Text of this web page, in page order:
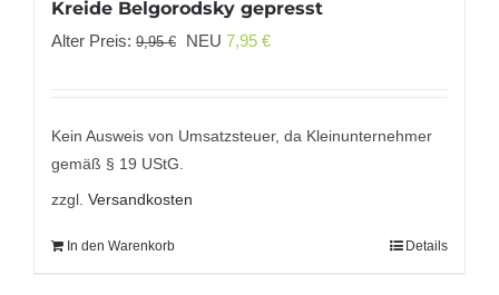
Kreide Belgorodsky gepresst
Alter Preis: 9,95€
Ursprünglicher
9,95 €
NEU 7,95 €Aktueller
7,95 €.
Kein Ausweis von Umsatzsteuer, da Kleinunternehmer
gemäß § 19 UStG.
zzgl. Versandkosten
In den Warenkorb Details